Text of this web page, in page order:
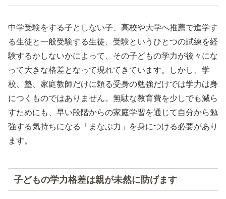
中学受験をする子としない子、高校や大学へ推薦で進学す
る生徒と一般受験する生徒、受験というひとつの試練を経
験するかしないかによって、その子どもの学力が後々にな
って大きな格差となって現れてきています。しかし、学
校、塾、家庭教師だけに頼る受身の勉強だけでは学力は身
につくものではありません。無駄な教育費を少しでも減ら
すためにも、早い段階からの家庭学習を通じて自分から勉
強する気持ちになる「まなぶ力」を身につける必要があり
ます。
子どもの学力格差は親が未然に防げます